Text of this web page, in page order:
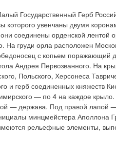
Государственный Герб
которого увенчаны двумя
соединены орденской лентой
На груди орла расположен
с копьем поражающий
Андрея Первозванного. На
Польского, Херсонеса
и герб соединенных княжеств
— по 4 на каждое
— держава. Под правой лапой
минцмейстера Аполлона
рельефные элементы,